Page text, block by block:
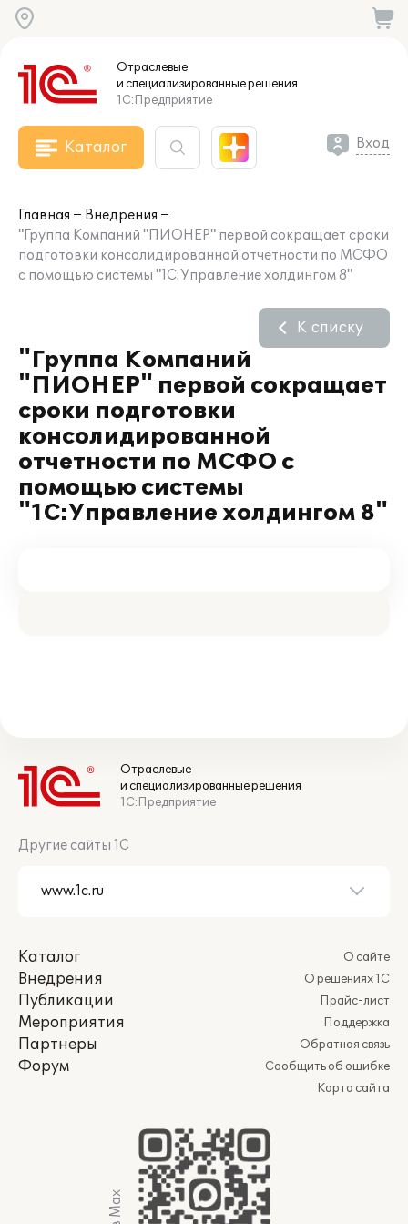
Отраслевые
и специализированныерешения
1С:Предприятие
Каталог Вход
Главная
Внедрения
"Группа Компаний "ПИОНЕР" первой сокращает сроки
подготовки консолидированной отчетности по МСФО
с помощью системы "1С:Управление холдингом 8"
"Группа Компаний
"ПИОНЕР" первой сокращает
сроки подготовки
консолидированной
отчетности по МСФО с
помощью системы
"1С:Управление холдингом 8"
К списку
Отраслевые
и специализированные решения
1С:Предприятие
Другие сайты 1С
Каталог
Внедрения
Публикации
Мероприятия
Партнеры
Форум
О сайте
О решениях 1С
Прайс-лист
Поддержка
Обратная связь
Сообщить об ошибке
Карта сайта